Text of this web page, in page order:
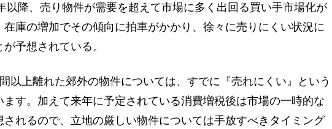
以降、売り物件が需要を超えて市場に多く出回る買い手市場化が
在庫の増加でその傾向に拍車がかかり、徐々に売りにくい状況に
予想されている。
間以上離れた郊外の物件については、すでに『売れにくい』という
ます。加えて来年に予定されている消費増税後は市場の一時的な
されるので、立地の厳しい物件については手放すべきタイミング